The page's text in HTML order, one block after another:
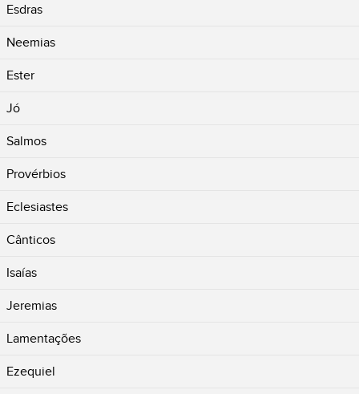
Esdras
Neemias
Ester
Jó
Salmos
Provérbios
Eclesiastes
Cânticos
Isaías
Jeremias
Lamentações
Ezequiel